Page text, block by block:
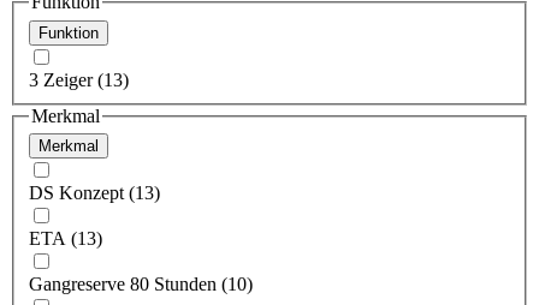
Funktion
3 Zeiger (13)
Merkmal
Merkmal
DS Konzept (13)
ETA (13)
Gangreserve 80 Stunden (10)